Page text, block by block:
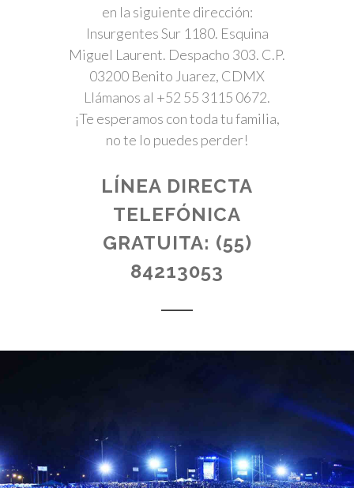
en la siguiente dirección:
Insurgentes Sur 1180. Esquina
Miguel Laurent. Despacho 303. C.P.
03200 Benito Juarez, CDMX
Llámanos al +52 55 3115 0672.
¡Te esperamos con toda tu familia,
no te lo puedes perder!
LÍNEA DIRECTA
TELEFÓNICA
GRATUITA: (55)
84213053